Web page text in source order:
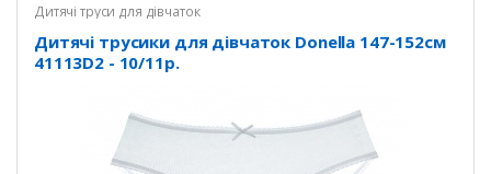
Дитячі труси для дівчаток
Дитячі трусики для дівчаток Donella 147-152см
41113D2 - 10/11р.